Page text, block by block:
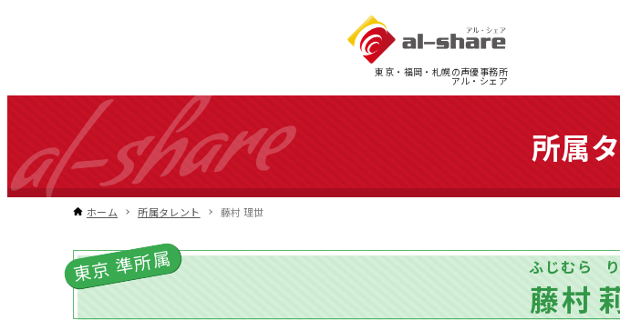
東京・福岡・札幌の声優事務所
アル・シェア
所属
ホーム 所属タレント 藤村 理世
東京 準所属
藤村
ふじむら